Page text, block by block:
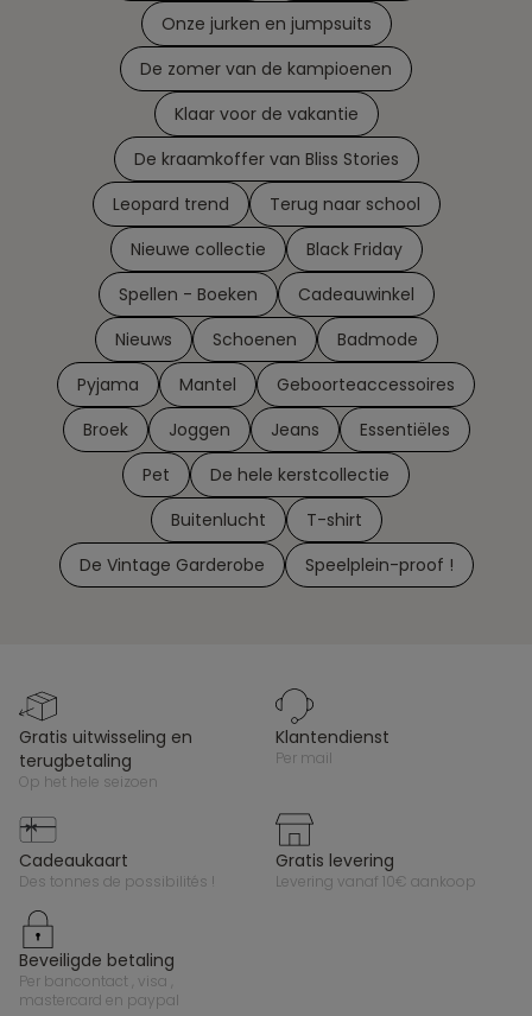
Onze jurken en jumpsuits
De zomer van de kampioenen
Klaar voor de vakantie
De kraamkoffer van Bliss Stories
Leopard trend
Terug naar school
Nieuwe collectie
Black Friday
Spellen - Boeken
Cadeauwinkel
Nieuws
Schoenen
Badmode
Pyjama
Mantel
Geboorteaccessoires
Broek
Joggen Jeans
Essentiëles
Pet
De hele kerstcollectie
Buitenlucht
T-shirt
De Vintage Garderobe
Speelplein-proof !
gratis uitwisseling en
terugbetaling
op het hele seizoen
klantendienst
per mail
cadeaukaart
des tonnes de possibilités !
gratis levering
levering vanaf 10€ aankoop
beveiligde betaling
per bancontact , visa ,
mastercard en paypal